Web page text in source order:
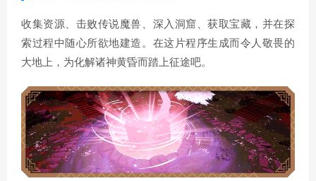
收集资源、击败传说魔兽、深入洞窟、获取宝藏，并在探
索过程中随心所欲地建造。在这片程序生成而令人敬畏的
大地上，为化解诸神黄昏而踏上征途吧。